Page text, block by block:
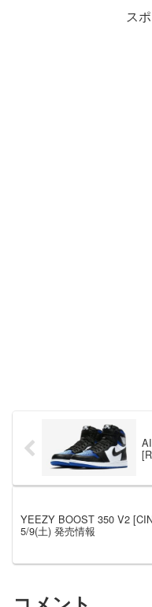
ス
YEEZY BOOST 350 V2
5/9(土) 発売情報